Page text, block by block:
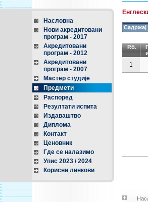
Насловна
Нови акредитовани
програм - 2017
Акредитовани
програм - 2012
Акредитовани
програм - 2007
Мастер студије
Предмети
Распоред
Резултати испита
Издаваштво
Диплома
Контакт
Ценовник
Где се налазимо
Упис 2023 / 2024
Корисни линкови
Садржај
Р.б.
1